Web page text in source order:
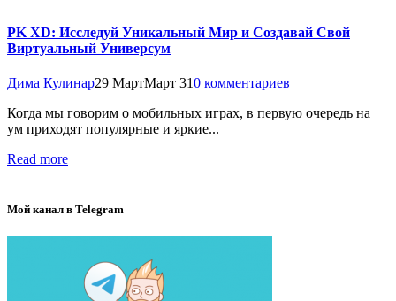
PK XD: Исследуй Уникальный Мир и Создавай Свой
Виртуальный Универсум
Дима Кулинар29 МартМарт 310 комментариев
Когда мы говорим о мобильных играх, в первую очередь на
ум приходят популярные и яркие...
Read more
Мой канал в Telegram